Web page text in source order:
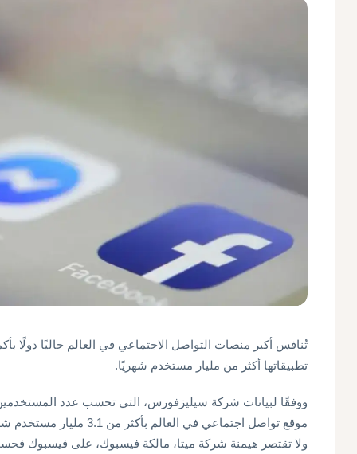
تُنافس أكبر منصات التواصل الاجتماعي في العالم حاليًا دولًا
تطبيقاتها أكثر من مليار مستخدم شهريًا.
ووفقًا لبيانات شركة سيليزفورس، التي تحسب عدد
موقع تواصل اجتماعي في العالم بأكثر من 3.1 مليار مستخدم شهريًا، وهو ما يعادل نحو 40% من سكان العالم.
ولا تقتصر هيمنة شركة ميتا، مالكة فيسبوك، على فيسبوك